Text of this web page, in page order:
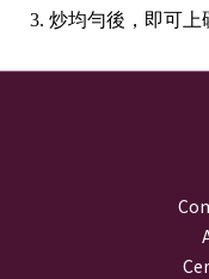
3. 炒均勻後，即可上